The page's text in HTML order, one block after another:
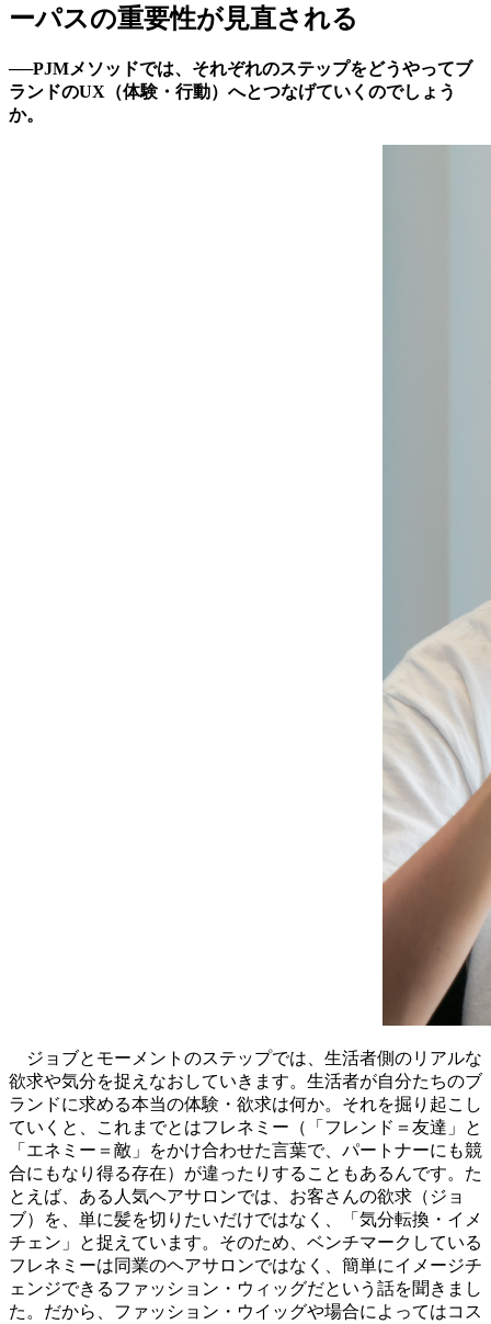
ーパスの重要性が見直される
──PJMメソッドでは、それぞれのステップをどうやってブ
ランドのUX（体験・行動）へとつなげていくのでしょう
か。
ジョブとモーメントのステップでは、生活者側のリアルな
欲求や気分を捉えなおしていきます。生活者が自分たちのブ
ランドに求める本当の体験・欲求は何か。それを掘り起こし
ていくと、これまでとはフレネミー（「フレンド＝友達」と
「エネミー＝敵」をかけ合わせた言葉で、パートナーにも競
合にもなり得る存在）が違ったりすることもあるんです。た
とえば、ある人気ヘアサロンでは、お客さんの欲求（ジョ
ブ）を、単に髪を切りたいだけではなく、「気分転換・イメ
チェン」と捉えています。そのため、ベンチマークしている
フレネミーは同業のヘアサロンではなく、簡単にイメージチ
ェンジできるファッション・ウィッグだという話を聞きまし
た。だから、ファッション・ウイッグや場合によってはコス